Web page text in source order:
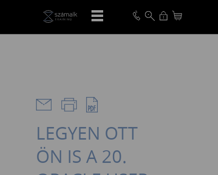
VISSZA
LEGYEN OTT
ÖN IS A 20.